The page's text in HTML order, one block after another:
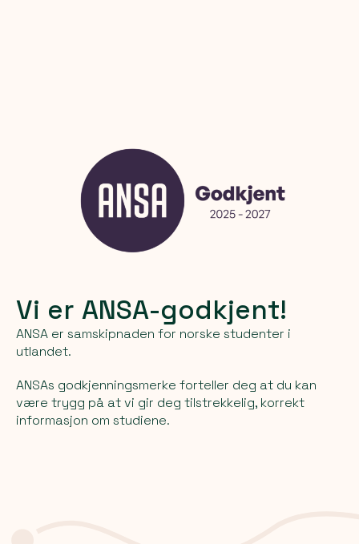
Vi er ANSA-godkjent!
ANSA er samskipnaden for norske studenter i
utlandet.
ANSAs godkjenningsmerke forteller deg at du kan
være trygg på at vi gir deg tilstrekkelig, korrekt
informasjon om studiene.